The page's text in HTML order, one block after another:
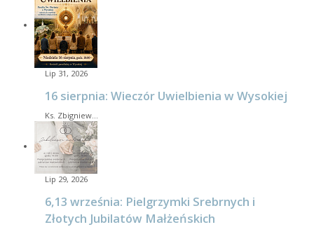
Lip 31, 2026
16 sierpnia: Wieczór Uwielbienia w Wysokiej
Ks. Zbigniew…
Lip 29, 2026
6,13 września: Pielgrzymki Srebrnych i
Złotych Jubilatów Małżeńskich